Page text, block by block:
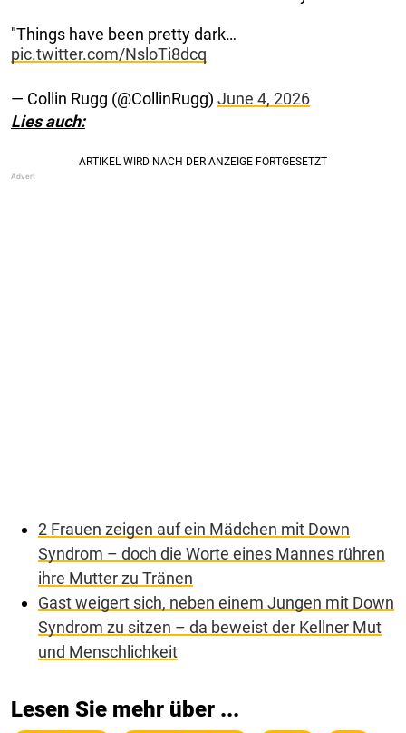
"Things have been pretty dark…
pic.twitter.com/NsloTi8dcq
— Collin Rugg (@CollinRugg) June 4, 2026
Lies auch:
2 Frauen zeigen auf ein Mädchen mit Down
Syndrom – doch die Worte eines Mannes rühren
ihre Mutter zu Tränen
Gast weigert sich, neben einem Jungen mit Down
Syndrom zu sitzen – da beweist der Kellner Mut
und Menschlichkeit
Lesen Sie mehr über ...